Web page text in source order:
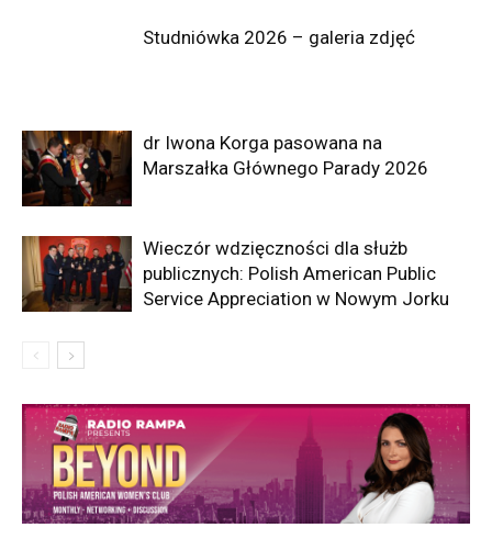
Studniówka 2026 – galeria zdjęć
dr Iwona Korga pasowana na
Marszałka Głównego Parady 2026
Wieczór wdzięczności dla służb
publicznych: Polish American Public
Service Appreciation w Nowym Jorku